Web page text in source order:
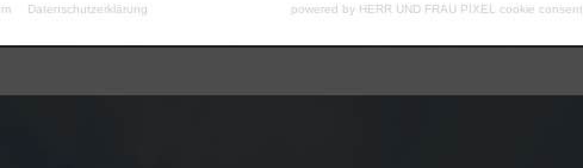
Datenschutzerklärung powered by HERR UND FRAU PIXEL cookie consent